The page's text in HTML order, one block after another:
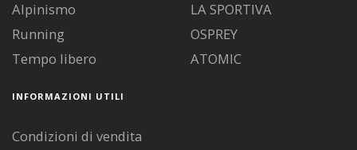
Alpinismo
Running
Tempo libero
LA SPORTIVA
OSPREY
ATOMIC
INFORMAZIONI UTILI
Condizioni di vendita